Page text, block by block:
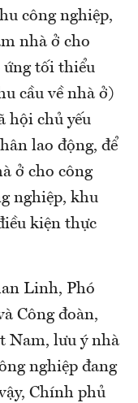
công nghiệp,
nhà ở cho
ứng tối thiểu
cầu về nhà ở)
hội chủ yếu
lao động, để
ở cho công
nghiệp, khu
kiện thực
Linh, Phó
Công đoàn,
Nam, lưu ý nhà
nghiệp đang
Chính phủ